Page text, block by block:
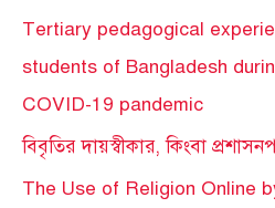
Tertiary pedagogical
students of Bangladesh
COVID-19 pandemic
বিবৃতির দায়স্বীকার, কিংবা
The Use of Religion Online